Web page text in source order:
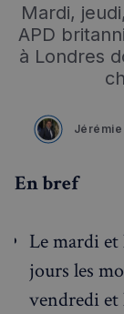
Visites
Événements
Mardi,
APD
à Londres
En bref
Le mardi et
jours les
vendredi et